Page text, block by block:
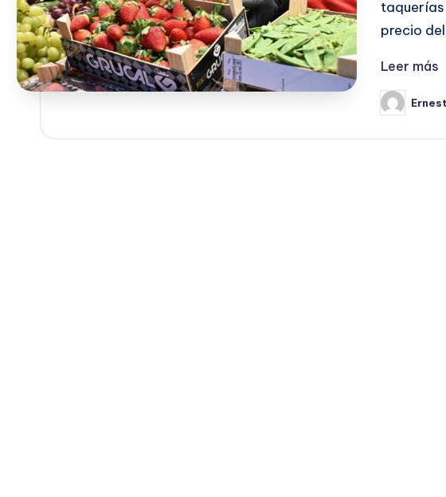
precio
Leer más
Publicado
por